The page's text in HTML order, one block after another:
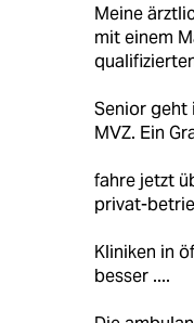
Meine
mit einem
Senior geht
MVZ. Ein
fahre jetzt
privat-
Kliniken in
besser ....